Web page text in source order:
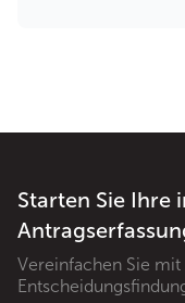
Starten Sie Ihre
Vereinfachen Sie